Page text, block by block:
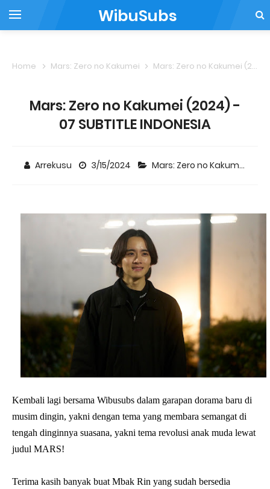
WibuSubs
Home Mars: Zero no Kakumei Mars: Zero no Kakumei (2024) - 07 SUBTITLE INDONESIA
Mars: Zero no Kakumei (2024) -
07 SUBTITLE INDONESIA
Arrekusu 3/15/2024 Mars: Zero no Kakumei
Kembali lagi bersama Wibusubs dalam garapan dorama baru di
musim dingin, yakni dengan tema yang membara semangat di
tengah dinginnya suasana, yakni tema revolusi anak muda lewat
judul MARS!
Terima kasih banyak buat Mbak Rin yang sudah bersedia